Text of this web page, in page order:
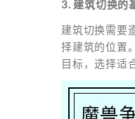
3. 建筑切换的
建筑切换需要
择建筑的位置
目标，选择适